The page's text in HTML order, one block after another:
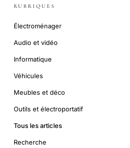
RUBRIQUES
Électroménager
Audio et vidéo
Informatique
Véhicules
Meubles et déco
Outils et électroportatif
Tous les articles
Recherche